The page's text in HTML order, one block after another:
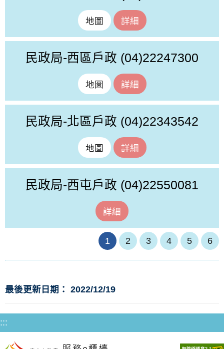
地圖 詳細
民政局-西區戶政 (04)22247300
地圖 詳細
民政局-北區戶政 (04)22343542
地圖 詳細
民政局-西屯戶政 (04)22550081
詳細
1 2 3 4 5 6
最後更新日期： 2022/12/19
:::